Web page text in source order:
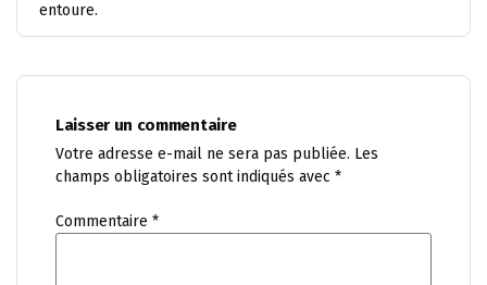
entoure.
Laisser un commentaire
Votre adresse e-mail ne sera pas publiée. Les
champs obligatoires sont indiqués avec *
Commentaire *